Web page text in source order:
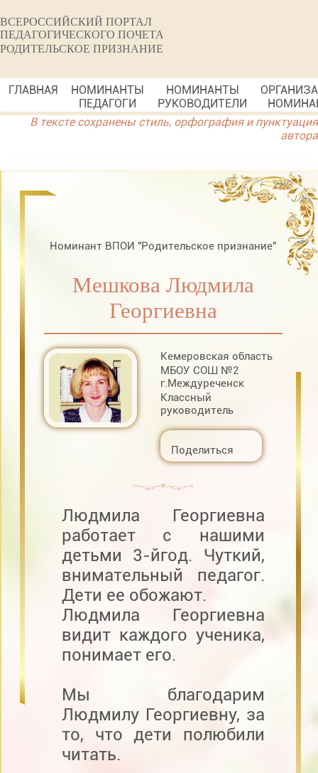
ВСЕРОССИЙСКИЙ ПОРТАЛ
ПЕДАГОГИЧЕСКОГО ПОЧЕТА
РОДИТЕЛЬСКОЕ ПРИЗНАНИЕ
ГЛАВНАЯ
НОМИНАНТЫ
ПЕДАГОГИ
НОМИНАНТЫ
РУКОВОДИТЕЛИ
В тексте сохранены стиль, орфография и пунктуация
автора
Номинант ВПОИ "Родительское признание"
Мешкова Людмила
Георгиевна
Кемеровская область
МБОУ СОШ №2
г.Междуреченск
Классный
руководитель
Поделиться
Людмила Георгиевна
работает с нашими
детьми 3-йгод. Чуткий,
внимательный педагог.
Дети ее обожают.
Людмила Георгиевна
видит каждого ученика,
понимает его.
Мы благодарим
Людмилу Георгиевну, за
то, что дети полюбили
читать.